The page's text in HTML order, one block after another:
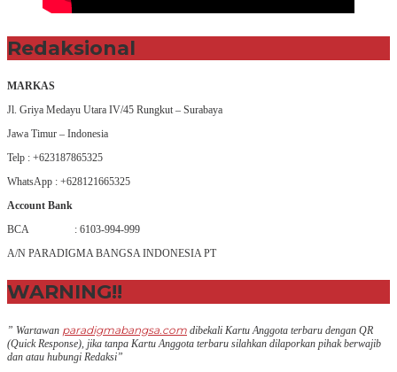
Redaksional
MARKAS
Jl. Griya Medayu Utara IV/45 Rungkut – Surabaya
Jawa Timur – Indonesia
Telp : +623187865325
WhatsApp : +628121665325
Account Bank
BCA : 6103-994-999
A/N PARADIGMA BANGSA INDONESIA PT
WARNING!!
” Wartawan paradigmabangsa.com dibekali Kartu Anggota terbaru dengan QR
(Quick Response), jika tanpa Kartu Anggota terbaru silahkan dilaporkan pihak berwajib
dan atau hubungi Redaksi”